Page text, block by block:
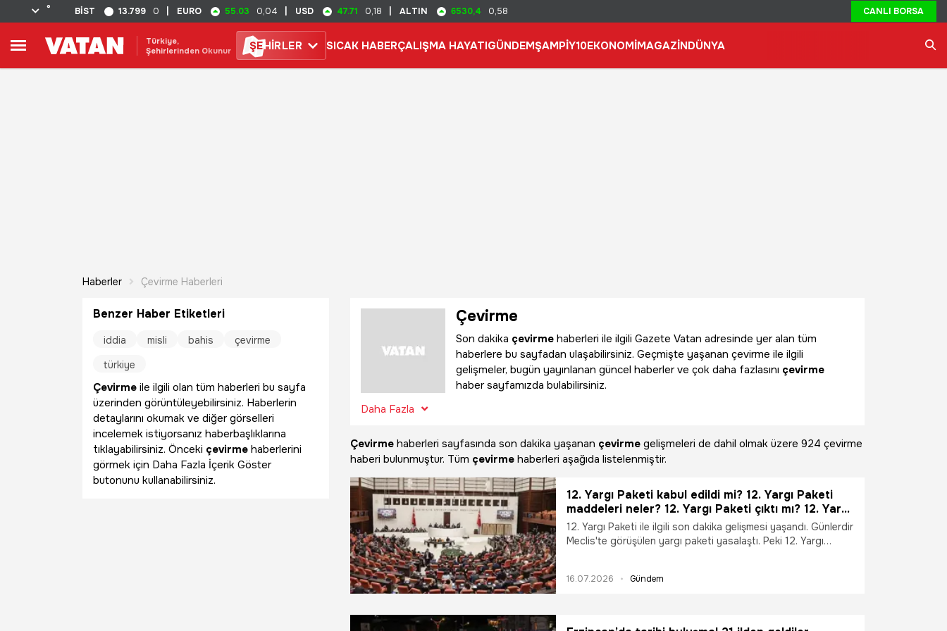
° BİST 13.799 0 EURO 55.03 0,04 USD 47.71 0,18 ALTIN 6530,4 0,58 CANLI BORSA
Türkiye,
Şehirlerinden Okunur
ŞEHİRLER SICAK HABERÇALIŞMA HAYATIGÜNDEMŞAMPİY10EKONOMİMAGAZİNDÜNYA
Haberler Çevirme Haberleri
Çevirme
Son dakika çevirme haberleri ile ilgili Gazete Vatan adresinde yer alan tüm
haberlere bu sayfadan ulaşabilirsiniz. Geçmişte yaşanan çevirme ile ilgili
gelişmeler, bugün yayınlanan güncel haberler ve çok daha fazlasını çevirme
haber sayfamızda bulabilirsiniz.
Daha Fazla
Çevirme haberleri sayfasında son dakika yaşanan çevirme gelişmeleri de dahil olmak üzere 924 çevirme
haberi bulunmuştur. Tüm çevirme haberleri aşağıda listelenmiştir.
12. Yargı Paketi kabul edildi mi? 12. Yargı Paketi
maddeleri neler? 12. Yargı Paketi çıktı mı? 12. Yargı
Paketi Meclis'te kabul edildi mi? 12. Yargı Paketi
yasalaştı mı? 12. Yargı Paketi'nin içeriği ne?
12. Yargı Paketi ile ilgili son dakika gelişmesi yaşandı. Günlerdir
Meclis'te görüşülen yargı paketi yasalaştı. Peki 12. Yargı
Paketi Meclis'te kabul edildi mi? 12. Yargı Paketi yasalaştı mı?
16.07.2026 Gündem
Benzer Haber Etiketleri
iddia misli bahis
çevirme
türkiye
Çevirme ile ilgili olan tüm haberleri bu sayfa
üzerinden görüntüleyebilirsiniz. Haberlerin
detaylarını okumak ve diğer görselleri
incelemek istiyorsanız haberbaşlıklarına
tıklayabilirsiniz. Önceki çevirme haberlerini
görmek için Daha Fazla İçerik Göster
butonunu kullanabilirsiniz.